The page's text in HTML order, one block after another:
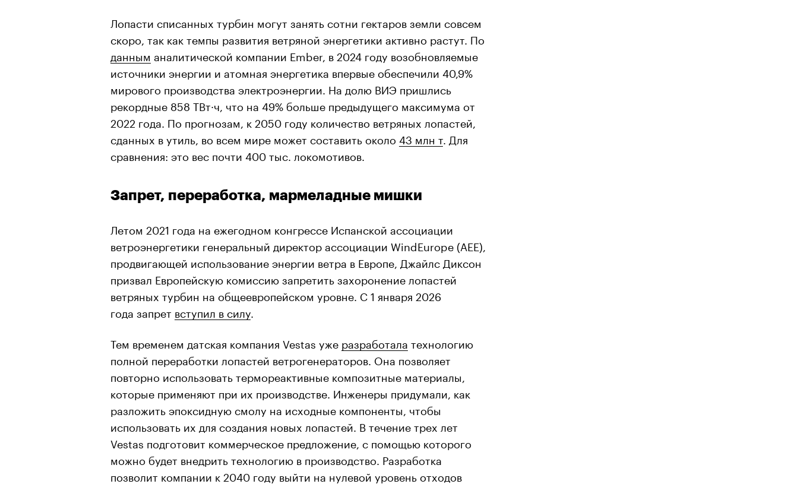
Лопасти списанных турбин могут занять сотни гектаров земли совсем
скоро, так как темпы развития ветряной энергетики активно растут. По
данным аналитической компании Ember, в 2024 году возобновляемые
источники энергии и атомная энергетика впервые обеспечили 40,9%
мирового производства электроэнергии. На долю ВИЭ пришлись
рекордные 858 ТВт·ч, что на 49% больше предыдущего максимума от
2022 года. По прогнозам, к 2050 году количество ветряных лопастей,
сданных в утиль, во всем мире может составить около43 млн т. Для
сравнения: это вес почти 400 тыс. локомотивов.
Запрет, переработка, мармеладные мишки
Летом 2021 года на ежегодном конгрессе Испанской ассоциации
ветроэнергетики генеральный директор ассоциации WindEurope (AEE),
продвигающей использование энергии ветра в Европе, Джайлс Диксон
призвал Европейскую комиссию запретить захоронение лопастей
ветряных турбин на общеевропейском уровне. С 1 января 2026
года запрет вступил в силу
Тем временем датская компания Vestas уже разработала технологию
полной переработки лопастей ветрогенераторов. Она позволяет
повторно использовать термореактивные композитные материалы,
которые применяют при их производстве. Инженеры придумали, как
разложить эпоксидную смолу на исходные компоненты, чтобы
использовать их для создания новых лопастей. В течение трех лет
Vestas подготовит коммерческое предложение, с помощью которого
можно будет внедрить технологию в производство. Разработка
позволит компании к 2040 году выйти на нулевой уровень отходов